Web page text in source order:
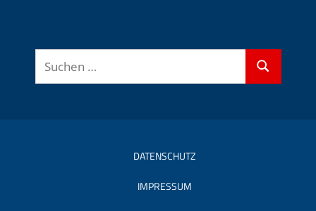
Suchen
nach:
Suchen
DATENSCHUTZ
IMPRESSUM